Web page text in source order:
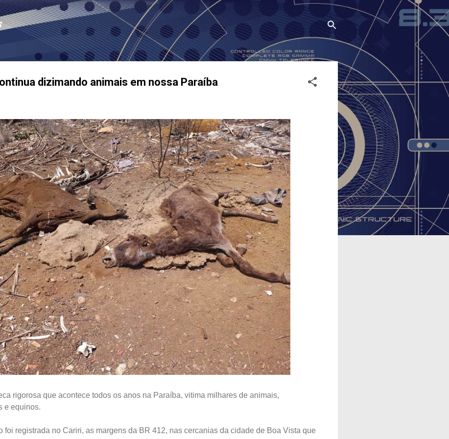
Pular para o conteúdo principal
dizimando animais em nossa Paraíba
rigorosa que acontece todos os anos na Paraíba, vitima milhares de animais,
e equinos.
foi registrada no Cariri, as margens da BR 412, nas cercanias da cidade de Boa Vista que